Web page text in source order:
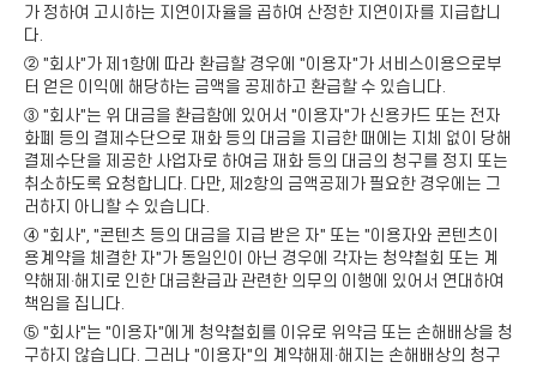
가 정하여 고시하는 지연이자율을 곱하여 산정한 지연이자를 지급합니
다.
② "회사"가 제1항에 따라 환급할 경우에 "이용자"가 서비스이용으로부
터 얻은 이익에 해당하는 금액을 공제하고 환급할 수 있습니다.
③ "회사"는 위 대금을 환급함에 있어서 "이용자"가 신용카드 또는 전자
화폐 등의 결제수단으로 재화 등의 대금을 지급한 때에는 지체 없이 당해
결제수단을 제공한 사업자로 하여금 재화 등의 대금의 청구를 정지 또는
취소하도록 요청합니다. 다만, 제2항의 금액공제가 필요한 경우에는 그
러하지 아니할 수 있습니다.
④ "회사", "콘텐츠 등의 대금을 지급 받은 자" 또는 "이용자와 콘텐츠이
용계약을 체결한 자"가 동일인이 아닌 경우에 각자는 청약철회 또는 계
약해제·해지로 인한 대금환급과 관련한 의무의 이행에 있어서 연대하여
책임을 집니다.
⑤ "회사"는 "이용자"에게 청약철회를 이유로 위약금 또는 손해배상을 청
구하지 않습니다. 그러나 "이용자"의 계약해제·해지는 손해배상의 청구